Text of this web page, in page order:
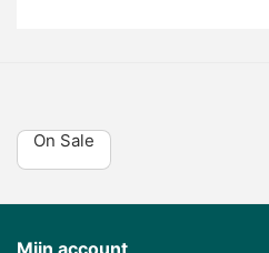
On Sale
Mijn account